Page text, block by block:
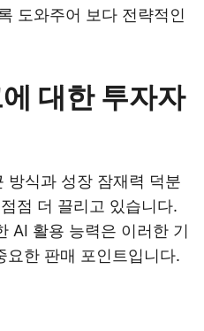
도와주어 보다 전략적인
대한 투자자
방식과 성장 잠재력 덕분
점 더 끌리고 있습니다.
AI 활용 능력은 이러한 기
요한 판매 포인트입니다.